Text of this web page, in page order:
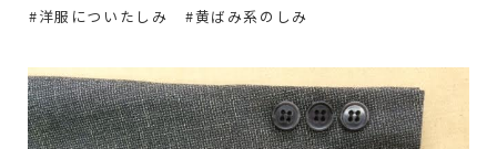
#洋服についたしみ
#黄ばみ系のしみ